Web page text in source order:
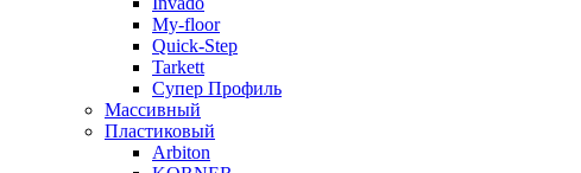
My-floor
Quick-Step
Tarkett
Супер Профиль
Массивный
Пластиковый
Arbiton